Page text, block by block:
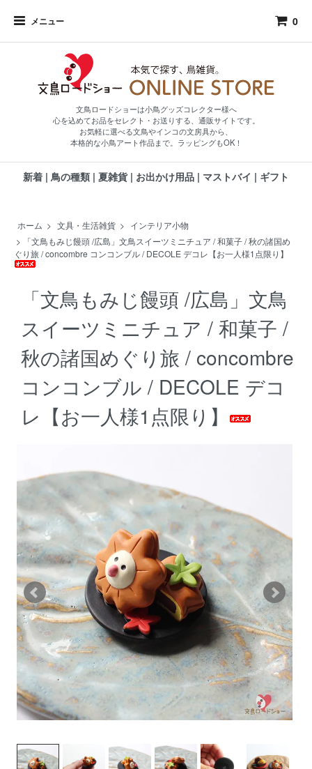
メニュー 0
文鳥ロードショーは小鳥グッズコレクター様へ
心を込めてお品をセレクト・お送りする、通販サイトです。
お気軽に選べる文鳥やインコの文房具から、
本格的な小鳥アート作品まで。ラッピングもOK！
新着 | 鳥の種類 | 夏雑貨 | お出かけ用品 | マストバイ | ギフト
ホーム > 文具・生活雑貨 > インテリア小物
>
「文鳥もみじ饅頭 /広島」文鳥スイーツミニチュア / 和菓子 / 秋の諸国め
ぐり旅 / concombre コンコンブル / DECOLE デコレ【お一人様1点限り】
「文鳥もみじ饅頭 /広島」文鳥
スイーツミニチュア / 和菓子 /
秋の諸国めぐり旅 / concombre
コンコンブル / DECOLE デコ
レ【お一人様1点限り】